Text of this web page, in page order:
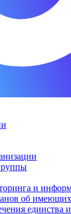
и
об
единства